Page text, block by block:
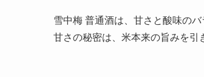
雪中梅 普通酒は、甘さと酸味の
甘さの秘密は、米本来の旨みを引